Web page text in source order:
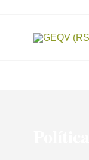
contenido